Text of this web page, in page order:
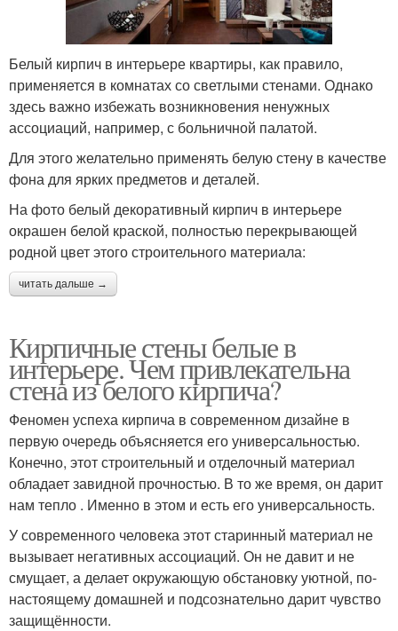
Белый кирпич в интерьере квартиры, как правило,
применяется в комнатах со светлыми стенами. Однако
здесь важно избежать возникновения ненужных
ассоциаций, например, с больничной палатой.
Для этого желательно применять белую стену в качестве
фона для ярких предметов и деталей.
На фото белый декоративный кирпич в интерьере
окрашен белой краской, полностью перекрывающей
родной цвет этого строительного материала:
читать дальше →
Кирпичные стены белые в
интерьере. Чем привлекательна
стена из белого кирпича?
Феномен успеха кирпича в современном дизайне в
первую очередь объясняется его универсальностью.
Конечно, этот строительный и отделочный материал
обладает завидной прочностью. В то же время, он дарит
нам тепло . Именно в этом и есть его универсальность.
У современного человека этот старинный материал не
вызывает негативных ассоциаций. Он не давит и не
смущает, а делает окружающую обстановку уютной, по-
настоящему домашней и подсознательно дарит чувство
защищённости.